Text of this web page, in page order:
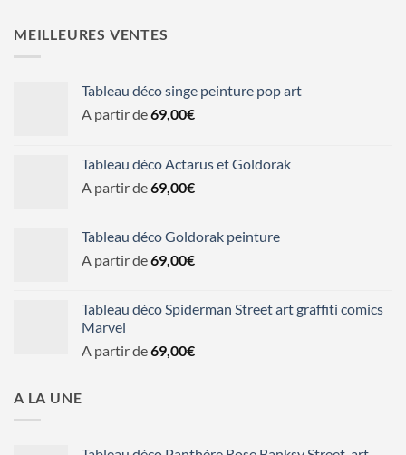
MEILLEURES VENTES
Tableau déco singe peinture pop art
A partir de69,00€
Tableau déco Actarus et Goldorak
A partir de69,00€
Tableau déco Goldorak peinture
A partir de69,00€
Tableau déco Spiderman Street art graffiti comics
Marvel
A partir de69,00€
A LA UNE